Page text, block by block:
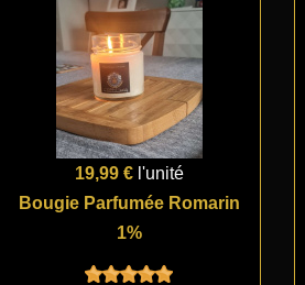
19,99 € l'unité
Bougie Parfumée Romarin
1%